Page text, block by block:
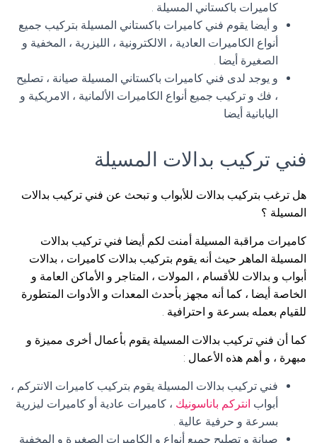
كاميرات باكستاني المسيلة .
و أيضا يقوم فني كاميرات باكستاني المسيلة بتركيب جميع
أنواع الكاميرات العادية ، الالكترونية ، الليزرية ، المخفية و
الصغيرة أيضا .
و يوجد لدى فني كاميرات باكستاني المسيلة صيانة ، تصليح
، فك و تركيب جميع أنواع الكاميرات الألمانية ، الامريكية و
اليابانية أيضا
فني تركيب بدالات المسيلة
هل ترغب بتركيب بدالات للأبواب و تبحث عن فني تركيب بدالات
المسيلة ؟
كاميرات مراقبة المسيلة أمنت لكم أيضا فني تركيب بدالات
المسيلة الماهر حيث أنه يقوم بتركيب بدالات كاميرات ، بدالات
أبواب و بدالات للأقسام ، المولات ، المتاجر و الأماكن العامة و
الخاصة أيضا ، كما أنه مجهز بأحدث المعدات و الأدوات المتطورة
للقيام بعمله بسرعة و احترافية .
كما أن فني تركيب بدالات المسيلة يقوم بأعمال أخرى مميزة و
مبهرة ، و أهم هذه الأعمال :
فني تركيب بدالات المسيلة يقوم بتركيب كاميرات الانتركم ،
أبواب انتركم باناسونيك ، كاميرات عادية أو كاميرات ليزرية
بسرعة و حرفية عالية .
صيانة و تصليح جميع أنواع و الكاميرات الصغيرة و المخفية